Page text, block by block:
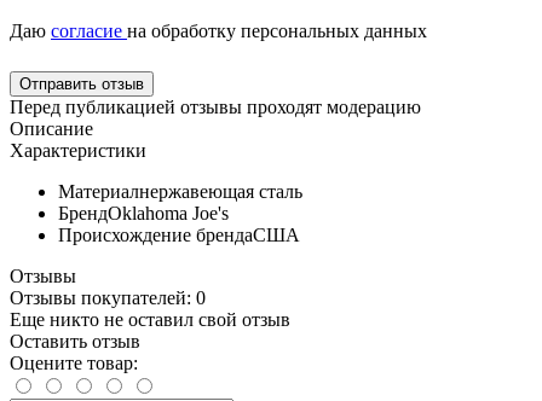
Даю согласие на обработку персональных данных
Перед публикацией отзывы проходят модерацию
Описание
Характеристики
Материалнержавеющая сталь
БрендOklahoma Joe's
Происхождение брендаСША
Отзывы
Отзывы покупателей: 0
Еще никто не оставил свой отзыв
Оставить отзыв
Оцените товар: